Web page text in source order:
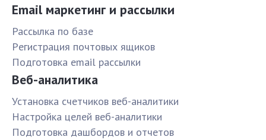
Email маркетинг и рассылки
Рассылка по базе
Pегистрация почтовых ящиков
Подготовка email рассылки
Веб-аналитика
Установка счетчиков веб-аналитики
Настройка целей веб-аналитики
Подготовка дашбордов и отчетов